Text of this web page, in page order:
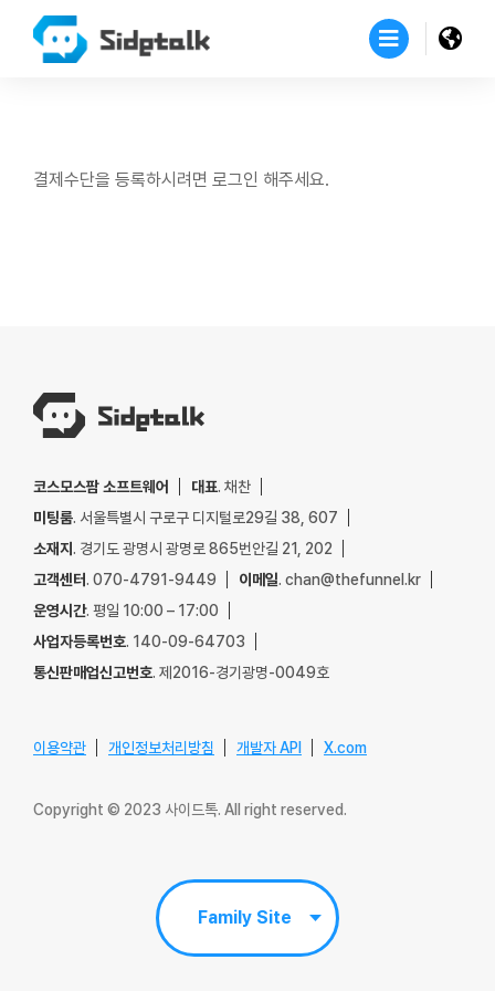
결제수단을 등록하시려면 로그인 해주세요.
코스모스팜 소프트웨어 대표. 채찬
미팅룸. 서울특별시 구로구 디지털로29길 38, 607
소재지. 경기도 광명시 광명로 865번안길 21, 202
고객센터. 070-4791-9449 이메일. chan@thefunnel.kr
운영시간. 평일 10:00 – 17:00
사업자등록번호. 140-09-64703
통신판매업신고번호. 제2016-경기광명-0049호
이용약관 개인정보처리방침 개발자 API X.com
Copyright © 2023 사이드톡. All right reserved.
Family Site